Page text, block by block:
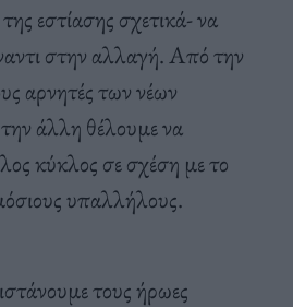
εστίασης σχετικά- να
στην αλλαγή. Από την
αρνητές των νέων
άλλη θέλουμε να
κύκλος σε σχέση με το
υπαλλήλους.
τους ήρωες